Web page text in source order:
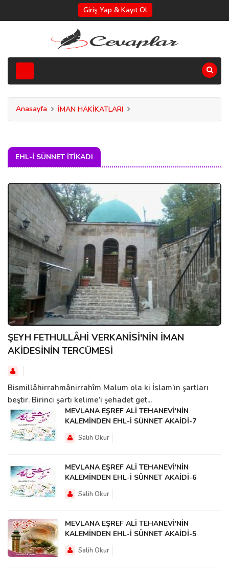
Giriş Yap & Kayıt Ol
Anasayfa İMAN HAKİKATLARI
EHL-I SÜNNET İTIKADI
ŞEYH FETHULLÂHİ VERKANİSİ'NİN İMAN
AKİDESİNİN TERCÜMESİ
Bismillâhirrahmânirrahîm Malum ola ki İslam’ın şartları
beştir. Birinci şartı kelime’i şehadet get...
MEVLANA EŞREF ALİ TEHANEVİ'NİN
KALEMİNDEN EHL-İ SÜNNET AKAİDİ-7
Salih Okur
MEVLANA EŞREF ALİ TEHANEVİ'NİN
KALEMİNDEN EHL-İ SÜNNET AKAİDİ-6
Salih Okur
MEVLANA EŞREF ALİ TEHANEVİ'NİN
KALEMİNDEN EHL-İ SÜNNET AKAİDİ-5
Salih Okur